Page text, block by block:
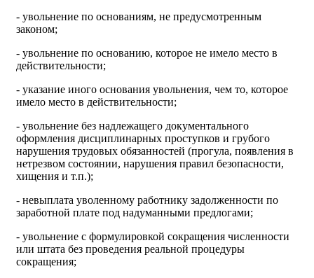
- увольнение по основаниям, не предусмотренным
законом;
- увольнение по основанию, которое не имело место в
действительности;
- указание иного основания увольнения, чем то, которое
имело место в действительности;
- увольнение без надлежащего документального
оформления дисциплинарных проступков и грубого
нарушения трудовых обязанностей (прогула, появления в
нетрезвом состоянии, нарушения правил безопасности,
хищения и т.п.);
- невыплата уволенному работнику задолженности по
заработной плате под надуманными предлогами;
- увольнение с формулировкой сокращения численности
или штата без проведения реальной процедуры
сокращения;